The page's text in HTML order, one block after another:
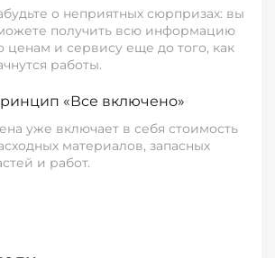
о неприятных сюрпризах: вы
получить всю информацию
ценам и сервису еще до того, как
работы.
«Все включено»
уже включает в себя стоимость
материалов, запасных
и работ.